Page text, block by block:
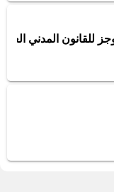
للقانون المدني